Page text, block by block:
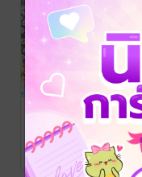
WATASHI NO
(KOGUCHI)
SENSEI
อาจารย์โคกุจิ
Kenjiro Takeshita
PHOENIX NEXT
การ์ตูนรายตอน
No Rating